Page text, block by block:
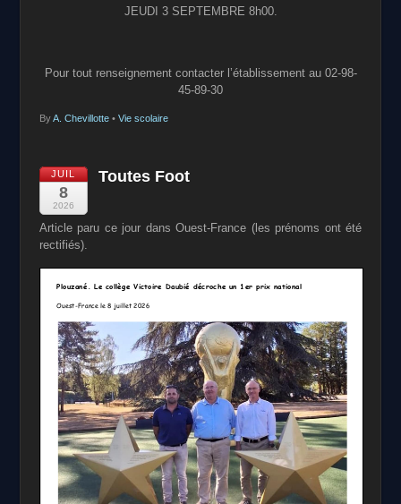
JEUDI 3 SEPTEMBRE 8h00.
Pour tout renseignement contacter l’établissement au 02-98-
45-89-30
ByA. Chevillotte• Vie scolaire
JUIL
8
2026
Toutes Foot
Article paru ce jour dans Ouest-France (les prénoms ont été
rectifiés).